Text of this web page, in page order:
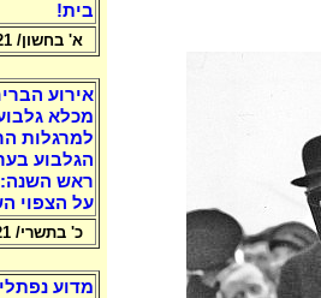
בית!
א' בחשון/ 7.10.21
אירוע
מכלא
למרגלות
הגלבוע
ראש
על הצפוי
כ' בתשרי/ 26.9.21
מדוע